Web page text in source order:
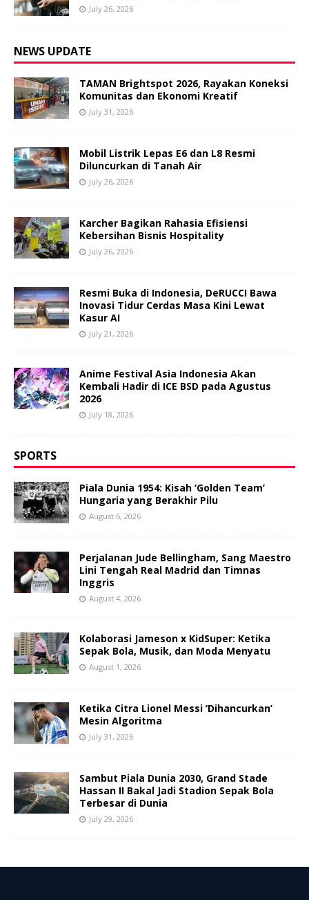
July 26, 2026
NEWS UPDATE
TAMAN Brightspot 2026, Rayakan Koneksi
Komunitas dan Ekonomi Kreatif
July 31, 2026
Mobil Listrik Lepas E6 dan L8 Resmi
Diluncurkan di Tanah Air
July 26, 2026
Karcher Bagikan Rahasia Efisiensi
Kebersihan Bisnis Hospitality
July 26, 2026
Resmi Buka di Indonesia, DeRUCCI Bawa
Inovasi Tidur Cerdas Masa Kini Lewat
Kasur AI
July 21, 2026
Anime Festival Asia Indonesia Akan
Kembali Hadir di ICE BSD pada Agustus
2026
July 18, 2026
SPORTS
Piala Dunia 1954: Kisah ‘Golden Team’
Hungaria yang Berakhir Pilu
August 6, 2026
Perjalanan Jude Bellingham, Sang Maestro
Lini Tengah Real Madrid dan Timnas
Inggris
August 4, 2026
Kolaborasi Jameson x KidSuper: Ketika
Sepak Bola, Musik, dan Moda Menyatu
August 1, 2026
Ketika Citra Lionel Messi ‘Dihancurkan’
Mesin Algoritma
July 31, 2026
Sambut Piala Dunia 2030, Grand Stade
Hassan II Bakal Jadi Stadion Sepak Bola
Terbesar di Dunia
July 29, 2026